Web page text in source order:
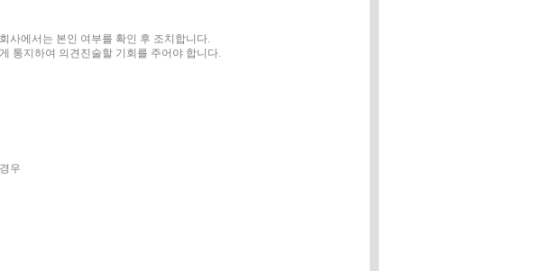
사에서는 본인 여부를 확인 후 조치합니다.
통지하여 의견진술할 기회를 주어야 합니다.
우